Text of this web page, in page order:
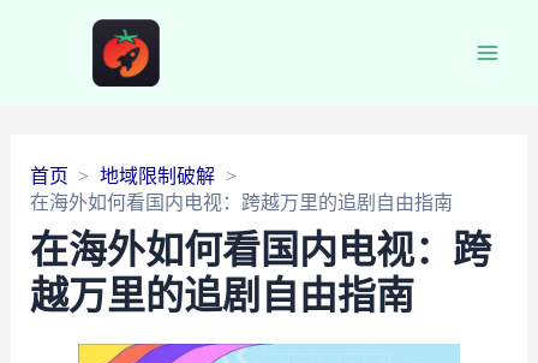
首页
地域限制破解
在海外如何看国内电视：跨越万里的追剧自由指南
在海外如何看国内电视：跨
越万里的追剧自由指南